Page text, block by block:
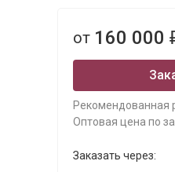
от 160 000
Рекомендованная
Оптовая цена по
Заказать через: